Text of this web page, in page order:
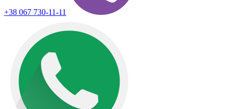
+38 067 730-11-11